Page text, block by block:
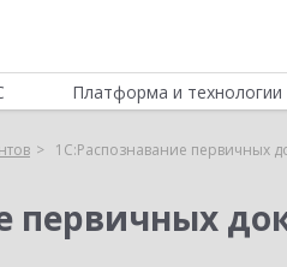
Платформа и технологии
1С:Распознавание первичных
первичных